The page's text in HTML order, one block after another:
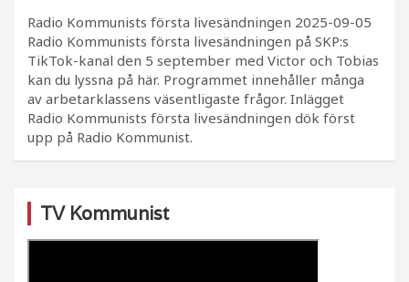
Radio Kommunists första livesändningen 2025-09-05
Radio Kommunists första livesändningen på SKP:s
TikTok-kanal den 5 september med Victor och Tobias
kan du lyssna på här. Programmet innehåller många
av arbetarklassens väsentligaste frågor. Inlägget
Radio Kommunists första livesändningen dök först
upp på Radio Kommunist.
TV Kommunist